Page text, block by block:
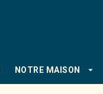
NOTRE MAISON arrow_drop_down